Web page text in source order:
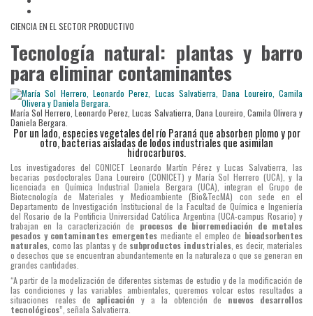
CIENCIA EN EL SECTOR PRODUCTIVO
Tecnología natural: plantas y barro
para eliminar contaminantes
María Sol Herrero, Leonardo Perez, Lucas Salvatierra, Dana Loureiro, Camila Olivera y
Daniela Bergara.
Por un lado, especies vegetales del río Paraná que absorben plomo y por
otro, bacterias aisladas de lodos industriales que asimilan
hidrocarburos.
Los investigadores del CONICET Leonardo Martín Pérez y Lucas Salvatierra, las
becarias posdoctorales Dana Loureiro (CONICET) y María Sol Herrero (UCA), y la
licenciada en Química Industrial Daniela Bergara (UCA), integran el Grupo de
Biotecnología de Materiales y Medioambiente (Bio&TecMA) con sede en el
Departamento de Investigación Institucional de la Facultad de Química e Ingeniería
del Rosario de la Pontificia Universidad Católica Argentina (UCA-campus Rosario) y
trabajan en la caracterización de procesos de biorremediación de metales
pesados y contaminantes emergentesmediante el empleo de bioadsorbentes
naturales, como las plantas y de subproductos industriales, es decir, materiales
o desechos que se encuentran abundantemente en la naturaleza o que se generan en
grandes cantidades.
“A partir de la modelización de diferentes sistemas de estudio y de la modificación de
las condiciones y las variables ambientales, queremos volcar estos resultados a
situaciones reales de aplicación y a la obtención de nuevos desarrollos
tecnológicos”, señala Salvatierra.